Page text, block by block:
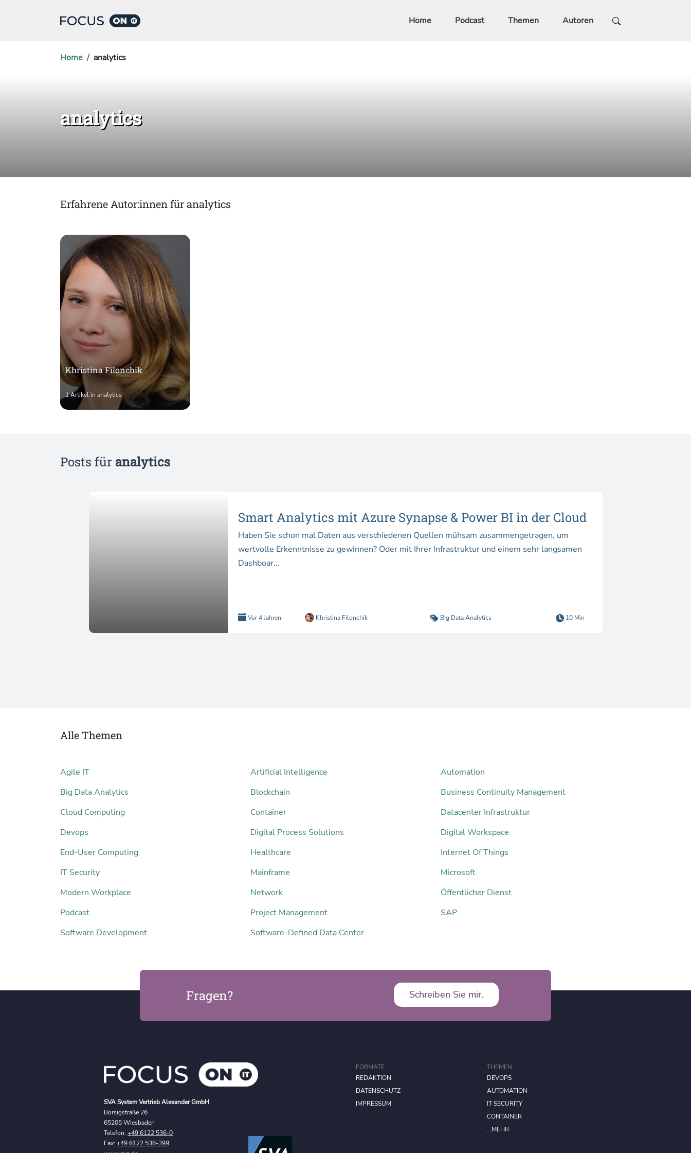
Home Podcast Themen Autoren
Home analytics
analytics
Erfahrene Autor:innen für analytics
Khristina Filonchik
1 Artikel in analytics
Posts für analytics
Smart Analytics mit Azure Synapse & Power BI in der Cloud
Haben Sie schon mal Daten aus verschiedenen Quellen mühsam zusammengetragen, um
wertvolle Erkenntnisse zu gewinnen? Oder mit Ihrer Infrastruktur und einem sehr langsamen
Dashboar...
Vor 4 Jahren Khristina Filonchik Big Data Analytics 10 Min
Alle Themen
Agile IT Artificial Intelligence
Automation
Big Data Analytics
Blockchain
Business Continuity Management
Cloud Computing
Container
Datacenter Infrastruktur
Devops
Digital Process Solutions
Digital Workspace
End-User Computing
Healthcare
Internet Of Things
IT Security
Mainframe
Microsoft
Modern Workplace
Network
Öffentlicher Dienst
Podcast
Project Management
SAP
Software Development
Software-Defined Data Center
Fragen? Schreiben Sie mir.
SVA System Vertrieb Alexander GmbH
Borsigstraße 26
65205 Wiesbaden
Telefon: +49 6122 536-0
Fax: +49 6122 536-399
FORMATE
REDAKTION
DATENSCHUTZ
IMPRESSUM
THEMEN
DEVOPS
AUTOMATION
IT SECURITY
CONTAINER
...MEHR